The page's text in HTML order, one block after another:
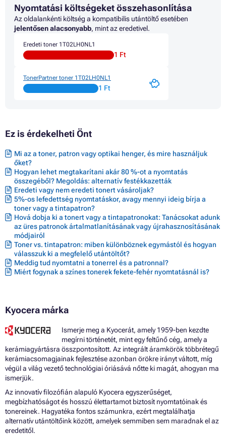
Nyomtatási költségeket összehasonlítása
Az oldalankénti költség a kompatibilis utántöltő esetében
jelentősen alacsonyabb, mint az eredetivel.
Eredeti toner 1T02LH0NL1
1 Ft
TonerPartner toner 1T02LH0NL1
1 Ft
Ez is érdekelheti Önt
Mi az a toner, patron vagy optikai henger, és mire használjuk
őket?
Hogyan lehet megtakarítani akár 80 %-ot a nyomtatás
összegéből? Megoldás: alternatív festékkazetták
Eredeti vagy nem eredeti tonert vásároljak?
5%-os lefedettség nyomtatáskor, avagy mennyi ideig bírja a
toner vagy a tintapatron?
Hová dobja ki a tonert vagy a tintapatronokat: Tanácsokat adunk
az üres patronok ártalmatlanításának vagy újrahasznosításának
módjairól
Toner vs. tintapatron: miben különböznek egymástól és hogyan
válasszuk ki a megfelelő utántöltőt?
Meddig tud nyomtatni a tonerrel és a patronnal?
Miért fogynak a színes tonerek fekete-fehér nyomtatásnál is?
Kyocera márka
Ismerje meg a Kyocerát, amely 1959-ben kezdte
megírni történetét, mint egy feltűnő cég, amely a
kerámiagyártásra összpontosított. Az integrált áramkörök többrétegű
kerámiacsomagjainak fejlesztése azonban örökre irányt váltott, míg
végül a világ vezető technológiai óriásává nőtte ki magát, ahogyan ma
ismerjük.
Az innovatív filozófián alapuló Kyocera egyszerűséget,
megbízhatóságot és hosszú élettartamot biztosít nyomtatóinak és
tonereinek. Hagyatéka fontos számunkra, ezért megtalálhatja
alternatív utántöltőink között, amelyek semmiben sem maradnak el az
eredetitől.